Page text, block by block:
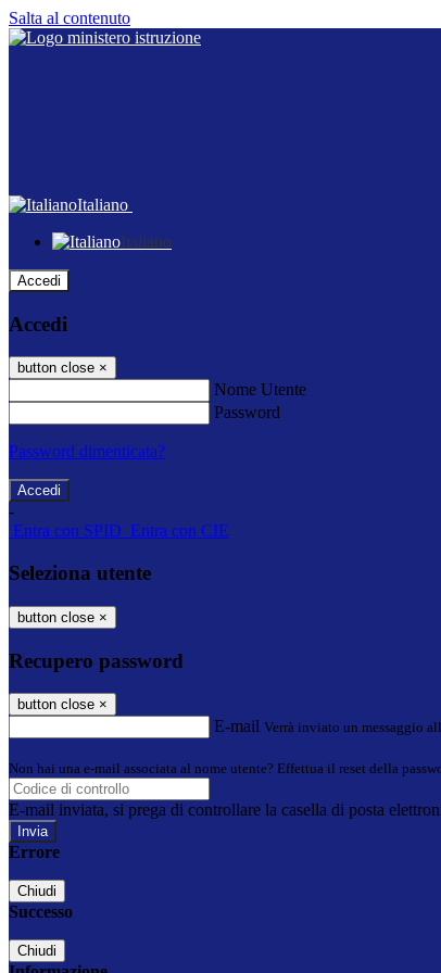
Salta al contenuto
Italiano
Italiano
Accedi
Accedi
button close ×
Nome Utente
Password
Password dimenticata?
-
Entra con SPID Entra con CIE
Seleziona utente
button close ×
Recupero password
button close ×
E-mail Verrà inviato un messaggio
Non hai una e-mail associata al nome utente? Effettua il reset della
E-mail inviata, si prega di controllare la casella di posta
Errore
Chiudi
Successo
Chiudi